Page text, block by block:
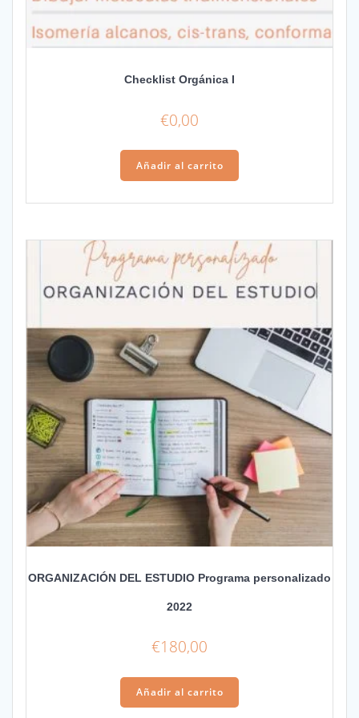
Checklist Orgánica I
€0,00
Añadir al carrito
ORGANIZACIÓN DEL ESTUDIO Programa personalizado
2022
€180,00
Añadir al carrito